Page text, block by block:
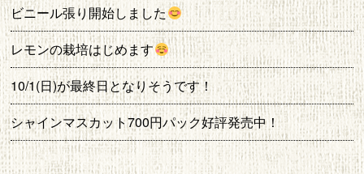
ビニール張り開始しました
レモンの栽培はじめます
10/1(日)が最終日となりそうです！
シャインマスカット700円パック好評発売中！